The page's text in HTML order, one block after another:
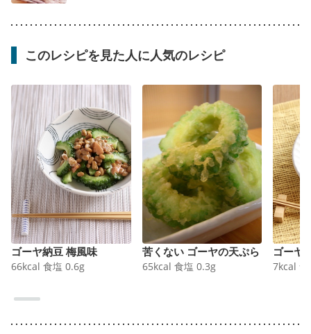
このレシピを見た人に人気のレシピ
ゴーヤ納豆 梅風味
66kcal 食塩 0.6g
苦くない ゴーヤの天ぷら
65kcal 食塩 0.3g
ゴーヤ
7kcal